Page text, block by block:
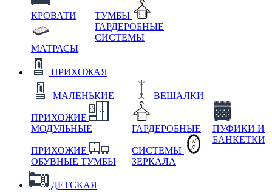
КРОВАТИ
МАТРАСЫ
ТУМБЫ
ГАРДЕРОБНЫЕ
СИСТЕМЫ
ПРИХОЖАЯ
МАЛЕНЬКИЕ
ПРИХОЖИЕ
МОДУЛЬНЫЕ
ПРИХОЖИЕ
ОБУВНЫЕ ТУМБЫ
ВЕШАЛКИ
ГАРДЕРОБНЫЕ
СИСТЕМЫ
ЗЕРКАЛА
ПУФИКИ И
БАНКЕТКИ
ДЕТСКАЯ